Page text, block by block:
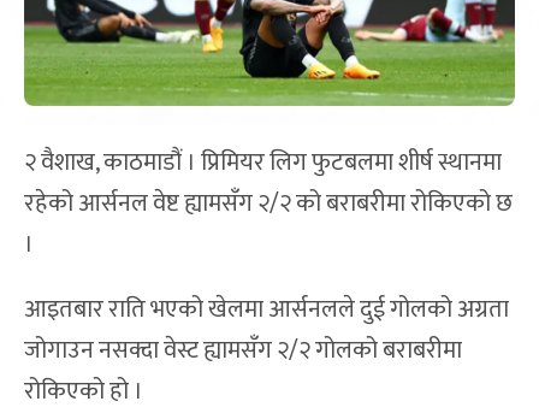
२ वैशाख, काठमाडौं । प्रिमियर लिग फुटबलमा शीर्ष स्थानमा
रहेको आर्सनल वेष्ट ह्यामसँग २/२ को बराबरीमा रोकिएको छ
।
आइतबार राति भएको खेलमा आर्सनलले दुई गोलको अग्रता
जोगाउन नसक्दा वेस्ट ह्यामसँग २/२ गोलको बराबरीमा
रोकिएको हो ।